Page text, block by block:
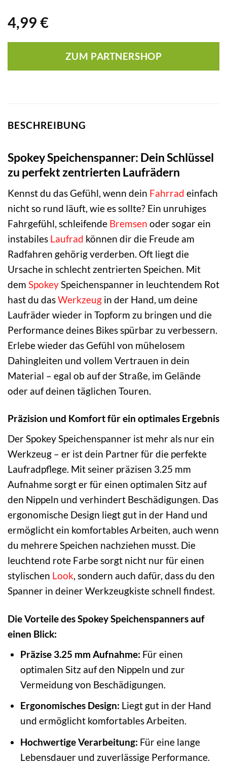
4,99 €
ZUM PARTNERSHOP
BESCHREIBUNG
Spokey Speichenspanner: Dein Schlüssel
zu perfekt zentrierten Laufrädern
Kennst du das Gefühl, wenn dein Fahrrad einfach
nicht so rund läuft, wie es sollte? Ein unruhiges
Fahrgefühl, schleifende Bremsen oder sogar ein
instabiles Laufrad können dir die Freude am
Radfahren gehörig verderben. Oft liegt die
Ursache in schlecht zentrierten Speichen. Mit
dem Spokey Speichenspanner in leuchtendem Rot
hast du dasWerkzeug in der Hand, um deine
Laufräder wieder in Topform zu bringen und die
Performance deines Bikes spürbar zu verbessern.
Erlebe wieder das Gefühl von mühelosem
Dahingleiten und vollem Vertrauen in dein
Material – egal ob auf der Straße, im Gelände
oder auf deinen täglichen Touren.
Präzision und Komfort für ein optimales Ergebnis
Der Spokey Speichenspanner ist mehr als nur ein
Werkzeug – er ist dein Partner für die perfekte
Laufradpflege. Mit seiner präzisen 3.25 mm
Aufnahme sorgt er für einen optimalen Sitz auf
den Nippeln und verhindert Beschädigungen. Das
ergonomische Design liegt gut in der Hand und
ermöglicht ein komfortables Arbeiten, auch wenn
du mehrere Speichen nachziehen musst. Die
leuchtend rote Farbe sorgt nicht nur für einen
stylischen Look, sondern auch dafür, dass du den
Spanner in deiner Werkzeugkiste schnell findest.
Die Vorteile des Spokey Speichenspanners auf
einen Blick:
Präzise 3.25 mm Aufnahme: Für einen
optimalen Sitz auf den Nippeln und zur
Vermeidung von Beschädigungen.
Ergonomisches Design: Liegt gut in der Hand
und ermöglicht komfortables Arbeiten.
Hochwertige Verarbeitung: Für eine lange
Lebensdauer und zuverlässige Performance.